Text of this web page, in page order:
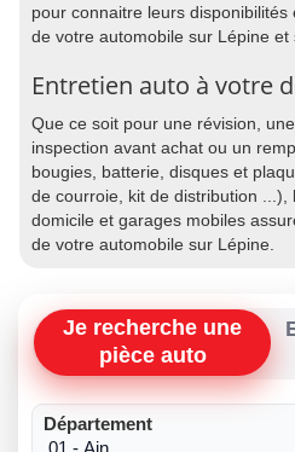
pour connaitre leurs
de votre automobile sur Lépine et
Entretien auto à votre
Que ce soit pour une révision,
inspection avant achat ou un
bougies, batterie, disques et
de courroie, kit de distribution ...),
domicile et garages mobiles
de votre automobile sur Lépine.
Je recherche une
pièce auto
Département